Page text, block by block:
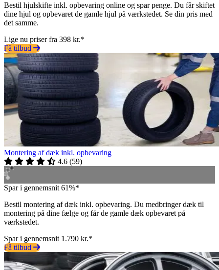
Bestil hjulskifte inkl. opbevaring online og spar penge. Du får skiftet
dine hjul og opbevaret de gamle hjul på værkstedet. Se din pris med
det samme.
Lige nu priser fra 398 kr.*
Få tilbud
Montering af dæk inkl. opbevaring
4.6 (59)
Spar i gennemsnit 61%*
Bestil montering af dæk inkl. opbevaring. Du medbringer dæk til
montering på dine fælge og får de gamle dæk opbevaret på
værkstedet.
Spar i gennemsnit 1.790 kr.*
Få tilbud